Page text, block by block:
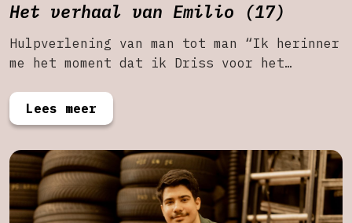
Het verhaal van Emilio (17)
Hulpverlening van man tot man “Ik herinner
me het moment dat ik Driss voor het…
Lees meer